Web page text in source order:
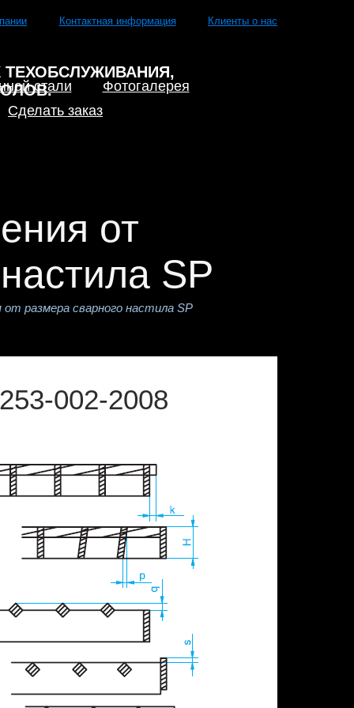
Контактная информация Клиенты о нас
стали
Фотогалерея
Сделать заказ
от
SP
размера сварного настила SP
002-2008